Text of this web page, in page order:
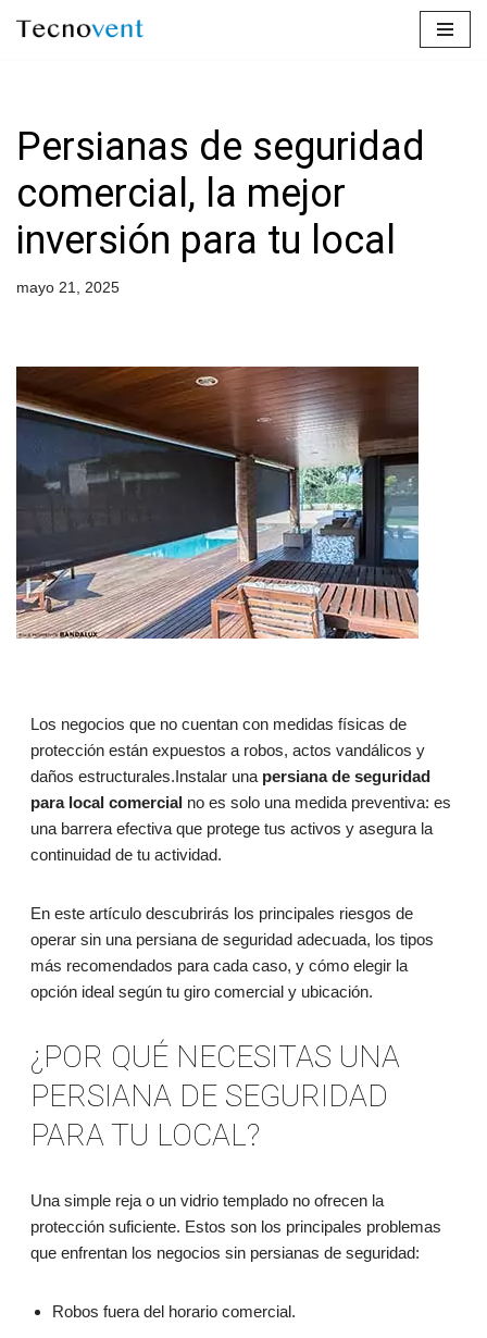
Persianas de seguridad
comercial, la mejor
inversión para tu local
mayo 21, 2025
Los negocios que no cuentan con medidas físicas de
protección están expuestos a robos, actos vandálicos y
daños estructurales.Instalar una persiana de seguridad
para local comercialno es solo una medida preventiva: es
una barrera efectiva que protege tus activos y asegura la
continuidad de tu actividad.
En este artículo descubrirás los principales riesgos de
operar sin una persiana de seguridad adecuada, los tipos
más recomendados para cada caso, y cómo elegir la
opción ideal según tu giro comercial y ubicación.
¿POR QUÉ NECESITAS UNA
PERSIANA DE SEGURIDAD
PARA TU LOCAL?
Una simple reja o un vidrio templado no ofrecen la
protección suficiente. Estos son los principales problemas
que enfrentan los negocios sin persianas de seguridad:
Robos fuera del horario comercial.